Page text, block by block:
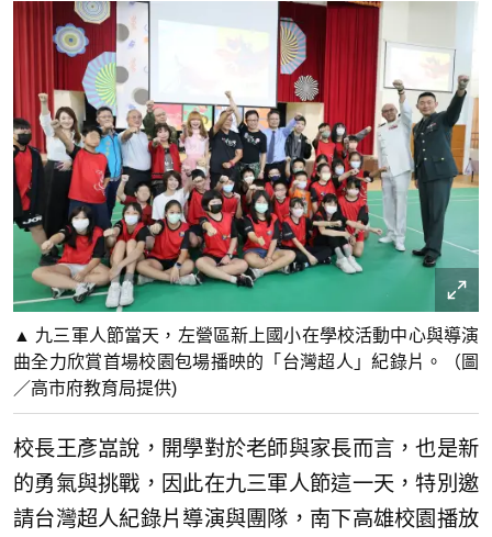
▲ 九三軍人節當天，左營區新上國小在學校活動中心與導演
曲全力欣賞首場校園包場播映的「台灣超人」紀錄片。（圖
／高市府教育局提供)
校長王彥嵓說，開學對於老師與家長而言，也是新
的勇氣與挑戰，因此在九三軍人節這一天，特別邀
請台灣超人紀錄片導演與團隊，南下高雄校園播放